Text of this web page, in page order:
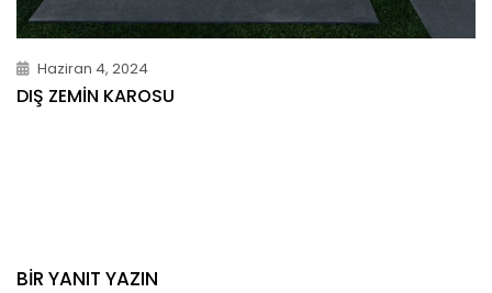
Haziran 4, 2024
DIŞ ZEMIN KAROSU
BIR YANIT YAZIN